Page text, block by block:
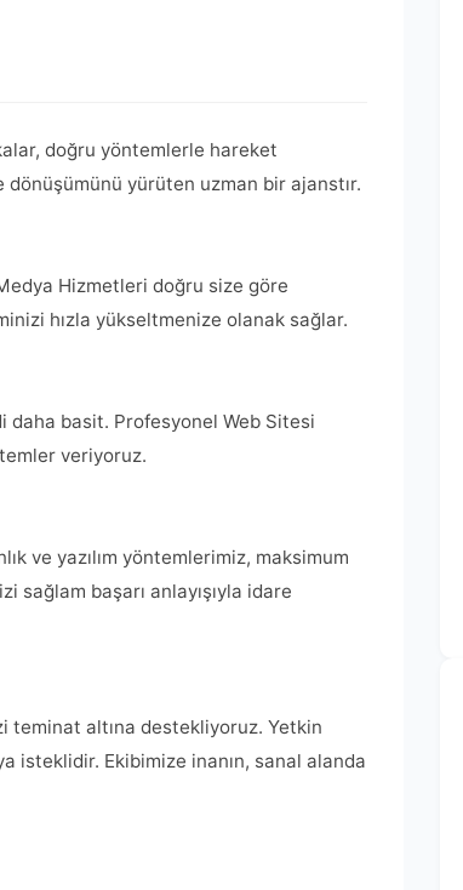
doğru yöntemlerle hareket
yürüten uzman bir ajanstır.
Hizmetleri doğru size göre
hızla yükseltmenize olanak sağlar.
daha basit. Profesyonel Web Sitesi
veriyoruz.
ve yazılım yöntemlerimiz, maksimum
sağlam başarı anlayışıyla idare
teminat altına destekliyoruz. Yetkin
isteklidir. Ekibimize inanın, sanal alanda